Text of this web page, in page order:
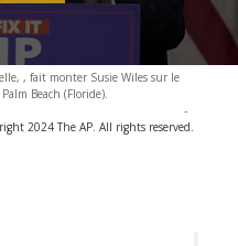
, fait monter Susie Wiles sur le
Beach (Floride).
-
2024 The AP. All rights reserved.